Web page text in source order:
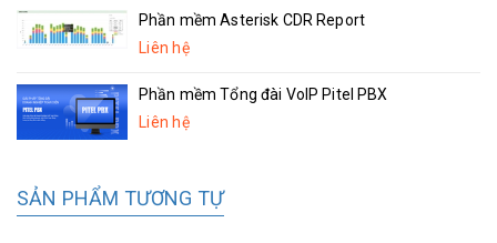
Phần mềm Asterisk CDR Report
Liên hệ
Phần mềm Tổng đài VoIP Pitel PBX
Liên hệ
SẢN PHẨM TƯƠNG TỰ